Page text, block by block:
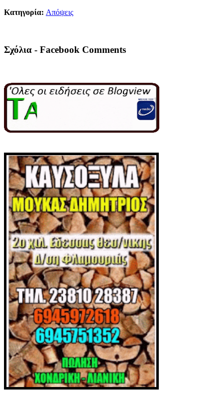
Κατηγορία: Απόψεις
Σχόλια - Facebook Comments